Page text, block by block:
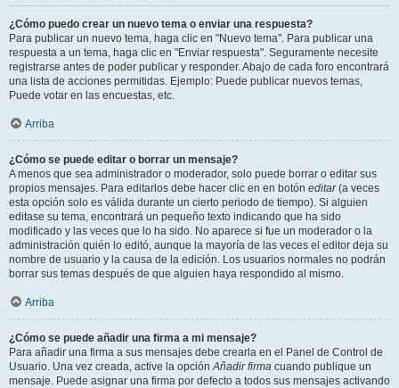
¿Cómo puedo crear un nuevo tema o enviar una respuesta?
Para publicar un nuevo tema, haga clic en "Nuevo tema". Para publicar una
respuesta a un tema, haga clic en "Enviar respuesta". Seguramente necesite
registrarse antes de poder publicar y responder. Abajo de cada foro encontrará
una lista de acciones permitidas. Ejemplo: Puede publicar nuevos temas,
Puede votar en las encuestas, etc.
Arriba
¿Cómo se puede editar o borrar un mensaje?
A menos que sea administrador o moderador, solo puede borrar o editar sus
propios mensajes. Para editarlos debe hacer clic en en botón editar(a veces
esta opción solo es válida durante un cierto periodo de tiempo). Si alguien
editase su tema, encontrará un pequeño texto indicando que ha sido
modificado y las veces que lo ha sido. No aparece si fue un moderador o la
administración quién lo editó, aunque la mayoría de las veces el editor deja su
nombre de usuario y la causa de la edición. Los usuarios normales no podrán
borrar sus temas después de que alguien haya respondido al mismo.
Arriba
¿Cómo se puede añadir una firma a mi mensaje?
Para añadir una firma a sus mensajes debe crearla en el Panel de Control de
Usuario. Una vez creada, active la opciónAñadir firma cuando publique un
mensaje. Puede asignar una firma por defecto a todos sus mensajes activando